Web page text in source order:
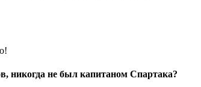
никогда не был капитаном Спартака?